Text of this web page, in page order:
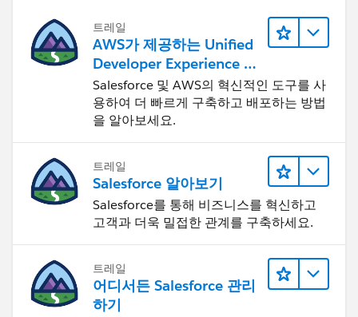
트레일
AWS가 제공하는 Unified
Developer Experience 둘
러보기
Salesforce 및 AWS의 혁신적인 도구를 사
용하여 더 빠르게 구축하고 배포하는 방법
을 알아보세요.
트레일
Salesforce 알아보기
Salesforce를 통해 비즈니스를 혁신하고
고객과 더욱 밀접한 관계를 구축하세요.
트레일
어디서든 Salesforce 관리
하기